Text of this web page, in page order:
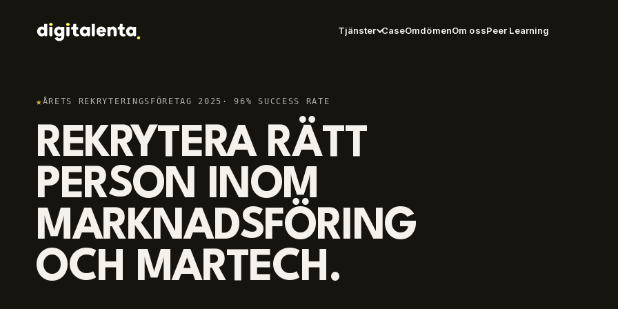
Tjänster CaseOmdömenOm ossPeer Learning
★ÅRETS REKRYTERINGSFÖRETAG 2025 · 96% SUCCESS RATE
REKRYTERA RÄTT
PERSON INOM
MARKNADSFÖRING
OCH MARTECH.